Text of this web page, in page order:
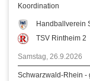
Koordination
Handballverein
TSV Rintheim 2
Samstag, 26.9.2026
Schwarzwald-Rhein -